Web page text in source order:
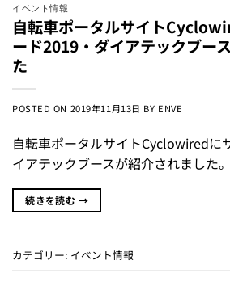
イベント情報
自転車ポータルサイト
ード2019・ダイアテックブー
た
POSTED ON 2019年11月13日 BY ENVE
自転車ポータルサイトCyclowiredに
イアテックブースが紹介されました
続きを読む →
カテゴリー: イベント情報